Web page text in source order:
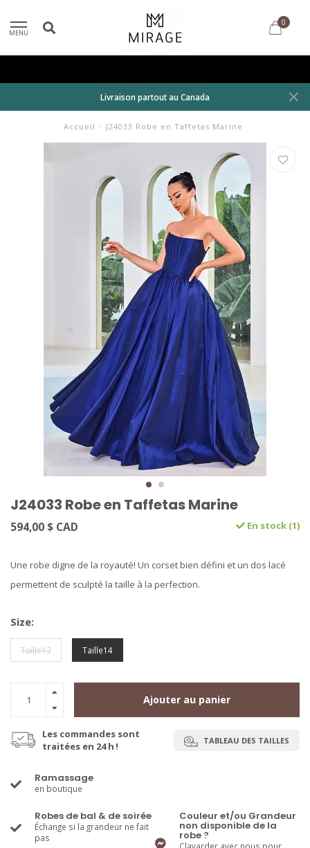
MENU
0
Livraison partout au Canada
Accueil / J24033 Robe en Taffetas Marine
J24033 Robe en Taffetas Marine
594,00 $ CAD En stock (1)
Une robe digne de la royauté! Un corset bien défini et un dos lacé
permettent de sculpté la taille à la perfection.
Size:
Taille12 Taille14
Ajouter au panier
Les commandes sont
traitées en 24 h !
TABLEAU DES TAILLES
Ramassage
en boutique
Robes de bal & de soirée
Échange si la grandeur ne fait
pas
Couleur et/ou Grandeur
non disponible de la
robe ?